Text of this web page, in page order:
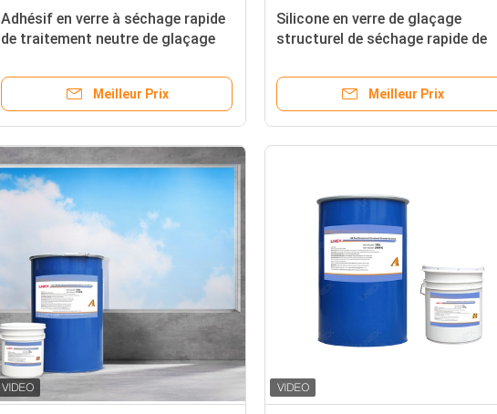
Adhésif en verre à séchage rapide
de traitement neutre de glaçage
mastic
Meilleur Prix
Silicone en verre de glaçage
structurel de séchage rapide de
rideau
Meilleur Prix